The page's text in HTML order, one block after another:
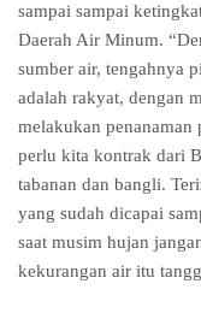
sampai sampai
Daerah Air Minum.
sumber air, tengahnya
adalah rakyat, dengan
melakukan
perlu kita kontrak dari
tabanan dan bangli.
yang sudah dicapai
saat musim hujan
kekurangan air itu